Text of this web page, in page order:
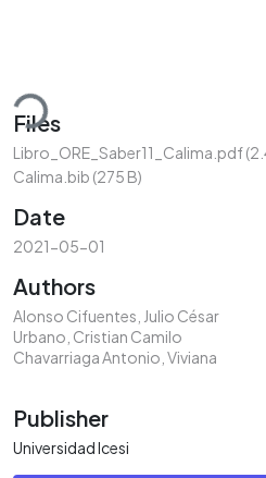
Files
Libro_ORE_Saber11_Calima.pdf
Calima.bib (275 B)
Date
2021-05-01
Authors
Alonso Cifuentes, Julio César
Urbano, Cristian Camilo
Chavarriaga Antonio, Viviana
Publisher
Universidad Icesi